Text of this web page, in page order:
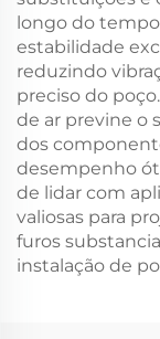
longo do
estabilidade
reduzindo
preciso do
de ar previne o
dos
desempenho
de lidar com
valiosas para
furos
instalação de